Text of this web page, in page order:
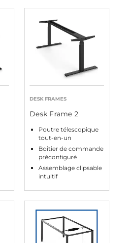
DESK FRAMES
Desk Frame 2
Poutre télescopique
tout-en-un
Boîtier de commande
préconfiguré
Assemblage clipsable
intuitif